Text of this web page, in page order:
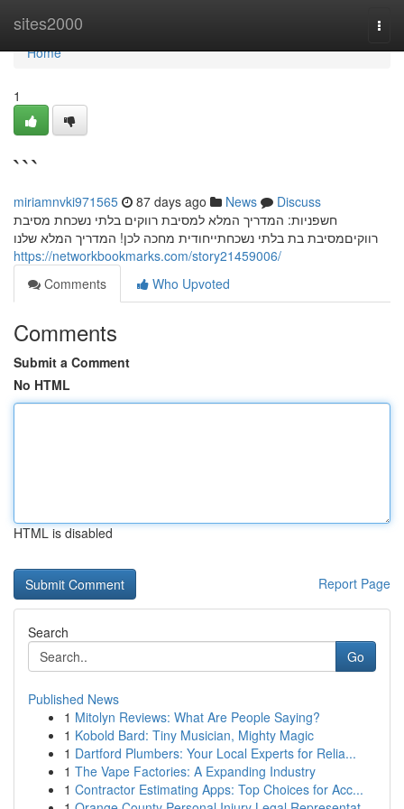
sites2000
Home
Home
1
```
miriamnvki971565 87 days ago News
Discuss
חשפניות: המדריך המלא למסיבת רווקים בלתי נשכחת מסיבת
רווקיםמסיבת בת בלתי נשכחתייחודית מחכה לכן! המדריך המלא שלנו
https://networkbookmarks.com/story21459006/
Comments
Who Upvoted
Comments
Submit a Comment
No HTML
HTML is disabled
Report Page
Search
Go
Published News
1 Mitolyn Reviews: What Are People Saying?
1 Kobold Bard: Tiny Musician, Mighty Magic
1 Dartford Plumbers: Your Local Experts for Relia...
1 The Vape Factories: A Expanding Industry
1 Contractor Estimating Apps: Top Choices for Acc...